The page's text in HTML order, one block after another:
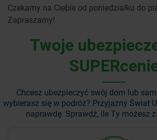
Czekamy na Ciebie od poniedziałku do
Zapraszamy!
Twoje
Chcesz ubezpieczyć swój dom lub
wybierasz się w podróż? Przyjazny Świat
naprawdę. Sprawdź, ile Ty możesz